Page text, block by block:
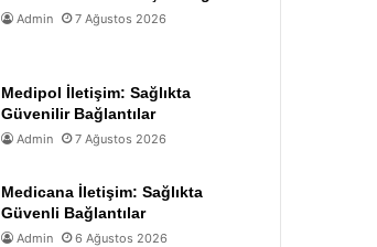
Admin 7 Ağustos 2026
Medipol İletişim: Sağlıkta
Güvenilir Bağlantılar
Admin 7 Ağustos 2026
Medicana İletişim: Sağlıkta
Güvenli Bağlantılar
Admin 6 Ağustos 2026